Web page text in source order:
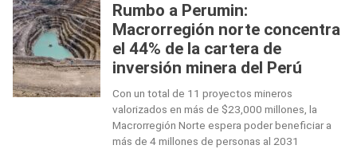
Rumbo a Perumin:
Macrorregión norte concentra
el 44% de la cartera de
inversión minera del Perú
Con un total de 11 proyectos mineros
valorizados en más de $23,000 millones, la
Macrorregión Norte espera poder beneficiar a
más de 4 millones de personas al 2031